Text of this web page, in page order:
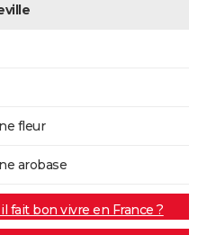
fleur
arobase
fait bon vivre en France ?